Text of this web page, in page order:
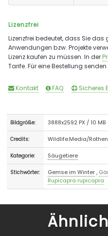
Lizenzfrei
Lizenzfrei bedeutet, dass Sie
Anwendungen bzw. Projekte
Lizenz kaufen zu müssen. In der
Tarife. Für eine Bestellung
Kontakt FAQ Sicheres
Bildgröße: 3888x2592 PX / 10 MB
Credits: Wildlife.Media/
Kategorie: Säugetiere
Stichwörter: Gemse im Winter,
Rupicapra rupicapra